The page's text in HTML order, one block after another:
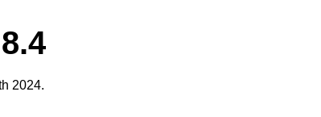
2024.